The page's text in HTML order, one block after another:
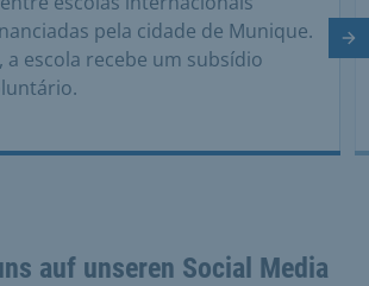
pela cidade de Munique.
a escola recebe um subsídio
auf unseren Social Media